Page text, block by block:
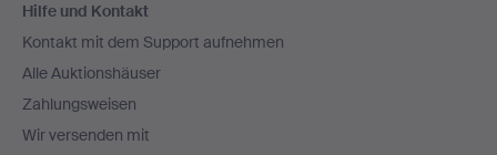
Navigation
Hilfe und Kontakt
Kontakt mit dem Support aufnehmen
Alle Auktionshäuser
Zahlungsweisen
Wir versenden mit